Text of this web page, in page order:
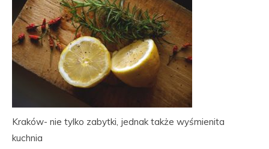
Kraków- nie tylko zabytki, jednak także wyśmienita
kuchnia